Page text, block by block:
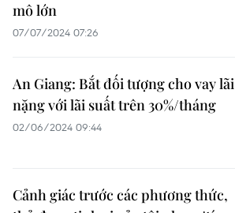
mô lớn
07/07/2024 07:26
An Giang: Bắt đối tượng cho vay lãi
nặng với lãi suất trên 30%/tháng
02/06/2024 09:44
Cảnh giác trước các phương thức,